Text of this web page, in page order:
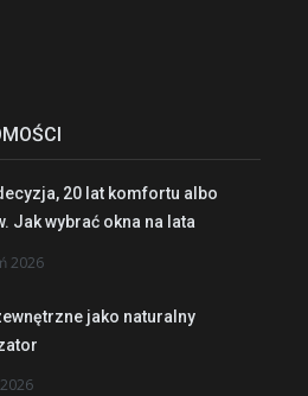
20 lat komfortu albo
Jak wybrać okna na lata
2026
jako naturalny